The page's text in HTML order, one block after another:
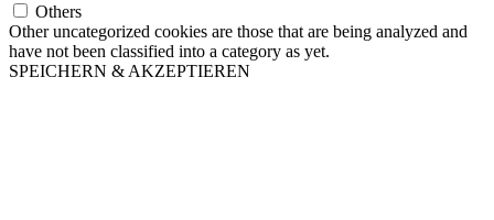
Others
Other uncategorized cookies are those that are being analyzed and
have not been classified into a category as yet.
SPEICHERN & AKZEPTIEREN